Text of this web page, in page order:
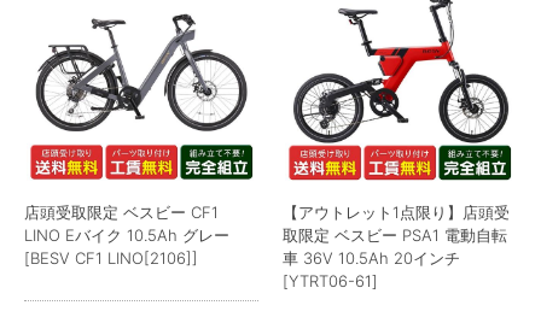
店頭受取限定 ベスビー CF1
LINO Eバイク 10.5Ah グレー
[BESV CF1 LINO[2106]]
【アウトレット1点限り】店頭受
取限定 ベスビー PSA1 電動自転
車 36V 10.5Ah 20インチ
[YTRT06-61]